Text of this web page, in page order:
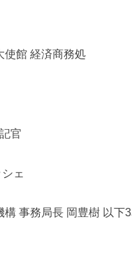
使館 経済商務処
官
ェ
構 事務局長 岡豊樹 以下3